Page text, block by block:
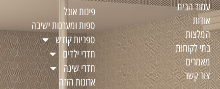
עמוד הבית
אודות
המלצות
בתי לקוחות
מאמרים
צור קשר
פינות אוכל
ספות ומערכות ישיבה
ספריות קודש
חדרי ילדים
חדרי שינה
ארונות הזזה